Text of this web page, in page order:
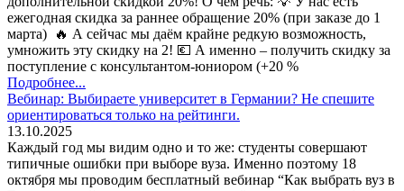
ежегодная скидка за раннее обращение 20% (при заказе до 1
марта) 🔥 А сейчас мы даём крайне редкую возможность,
умножить эту скидку на 2! 💶 А именно – получить скидку за
поступление с консультантом-юниором (+20 %
Подробнее...
Вебинар: Выбираете университет в Германии? Не спешите
ориентироваться только на рейтинги.
13.10.2025
Каждый год мы видим одно и то же: студенты совершают
типичные ошибки при выборе вуза. Именно поэтому 18
октября мы проводим бесплатный вебинар “Как выбрать вуз в